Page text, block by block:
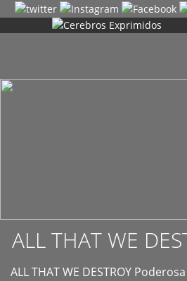
ALL THAT WE
ALL THAT WE DESTROY